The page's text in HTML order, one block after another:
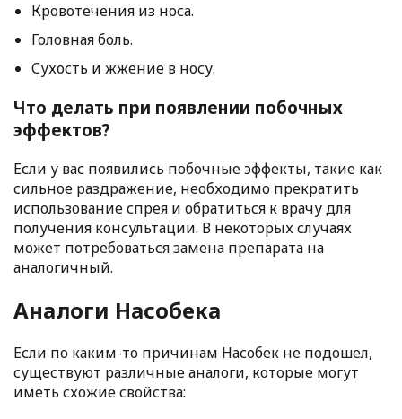
Кровотечения из носа.
Головная боль.
Сухость и жжение в носу.
Что делать при появлении побочных
эффектов?
Если у вас появились побочные эффекты, такие как
сильное раздражение, необходимо прекратить
использование спрея и обратиться к врачу для
получения консультации. В некоторых случаях
может потребоваться замена препарата на
аналогичный.
Аналоги Насобека
Если по каким-то причинам Насобек не подошел,
существуют различные аналоги, которые могут
иметь схожие свойства: